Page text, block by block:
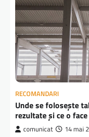
RECOMANDARI
Unde se folosește
rezultate și ce o
comunicat 14 mai